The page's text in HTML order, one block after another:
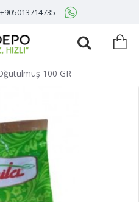
+905013714735
100 GR